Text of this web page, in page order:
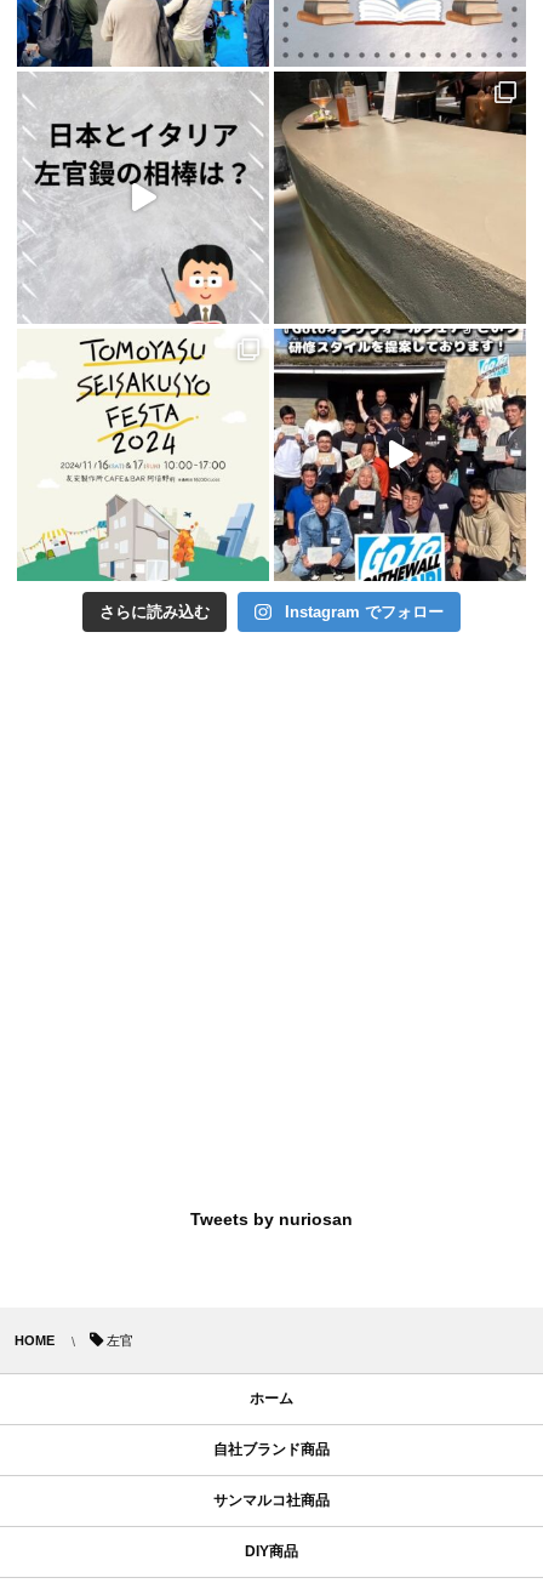
さらに読み込む Instagram でフォロー
Tweets by nuriosan
HOME 左官
ホーム
自社ブランド商品
サンマルコ社商品
DIY商品